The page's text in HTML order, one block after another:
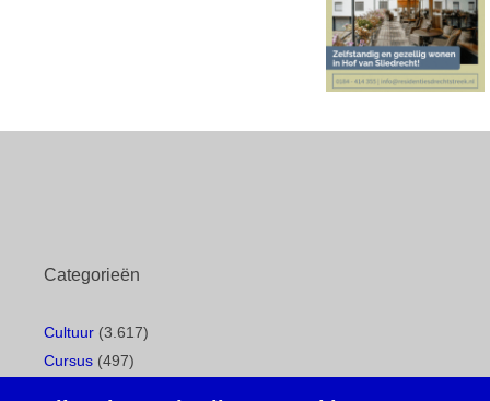
Categorieën
Cultuur (3.617)
Cursus (497)